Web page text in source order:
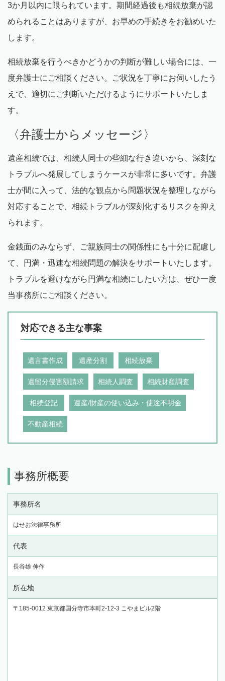
3か月以内に限られています。期間経過後も相続放棄が認
められることはありますが、お早めの手続きをお勧めいた
します。
相続放棄を行うべきかどうかの判断が難しい場合には、一
度弁護士にご相談ください。ご状況を丁寧にお伺いしたう
えで、適切にご判断いただけるようにサポートいたしま
す。
〈弁護士からメッセージ〉
遺産相続では、相続人同士の些細な行き違いから、深刻な
トラブルへ発展してしまうケースが非常に多いです。弁護
士が間に入って、法的な観点から問題状況を整理しながら
対応することで、相続トラブルが深刻化するリスクを抑え
られます。
金銭面のみならず、ご親族同士の関係性にも十分に配慮し
て、円満・迅速な相続問題の解決をサポートいたします。
トラブルを避けながら円満な相続にしたい方は、ぜひ一度
当事務所にご相談ください。
対応できる主な事案
遺言書作成 遺産分割 相続放棄
遺留分侵害額請求 相続人調査 相続財産調査
相続登記 遺産/財産の使い込み・使途不明金
不動産相続
事務所概要
事務所名
はせお法律事務所
代表
長谷雄 伸作
所在地
〒185-0012 東京都国分寺市本町2-12-3 こやまビル2階